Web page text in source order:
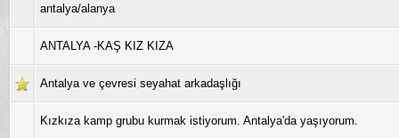
antalya/alanya
ANTALYA -KAŞ KIZ KIZA
Antalya ve çevresi seyahat arkadaşlığı
Kızkıza kamp grubu kurmak istiyorum. Antalya'da yaşıyorum.